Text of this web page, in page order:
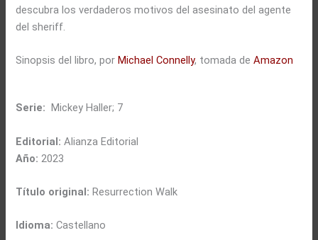
descubra los verdaderos motivos del asesinato del agente
del sheriff.
Sinopsis del libro, porMichael Connelly, tomada deAmazon
Serie: Mickey Haller; 7
Editorial: Alianza Editorial
Año: 2023
Título original: Resurrection Walk
Idioma: Castellano